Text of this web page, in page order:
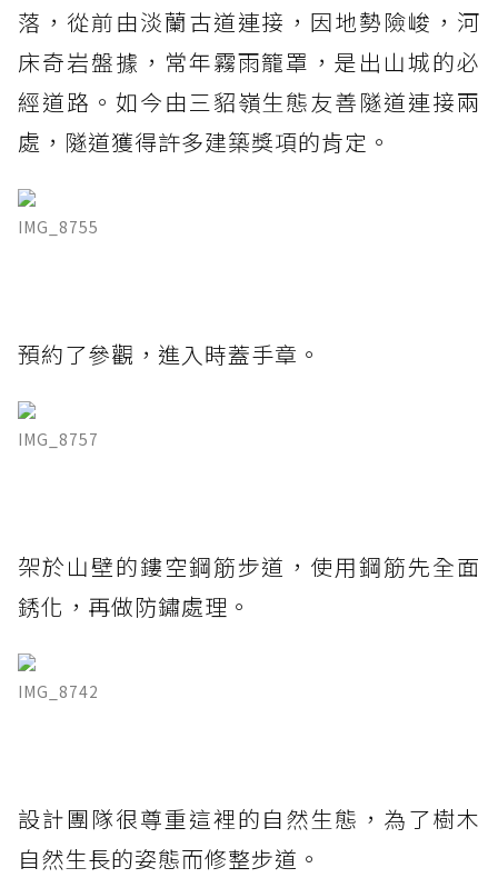
落，從前由淡蘭古道連接，因地勢險峻，河
床奇岩盤據，常年霧雨籠罩，是出山城的必
經道路。如今由三貂嶺生態友善隧道連接兩
處，隧道獲得許多建築獎項的肯定。
IMG_8755
預約了參觀，進入時蓋手章。
IMG_8757
架於山壁的鏤空鋼筋步道，使用鋼筋先全面
銹化，再做防鏽處理。
IMG_8742
設計團隊很尊重這裡的自然生態，為了樹木
自然生長的姿態而修整步道。